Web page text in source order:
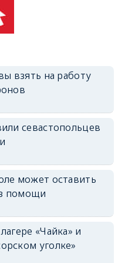
взять на работу
севастопольцев
может оставить
помощи
«Чайка» и
уголке»